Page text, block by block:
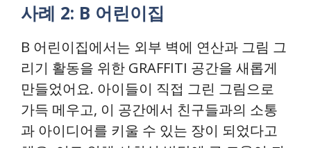
사례 2: B 어린이집
B 어린이집에서는 외부 벽에 연산과 그림 그
리기 활동을 위한 GRAFFITI 공간을 새롭게
만들었어요. 아이들이 직접 그린 그림으로
가득 메우고, 이 공간에서 친구들과의 소통
과 아이디어를 키울 수 있는 장이 되었다고